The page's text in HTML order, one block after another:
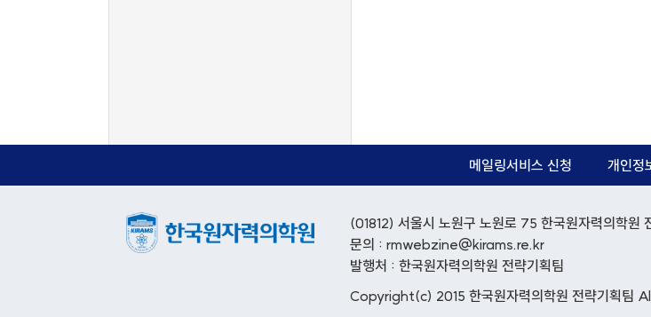
메일링서비스 신청 개인정
(01812) 서울시 노원구 노원로 75 한국원자력의학원
문의 : rmwebzine@kirams.re.kr
발행처 : 한국원자력의학원 전략기획팀
Copyright(c) 2015 한국원자력의학원 전략기획팀